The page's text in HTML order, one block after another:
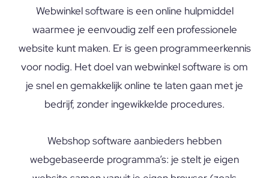
Webwinkel software is een online hulpmiddel
waarmee je eenvoudig zelf een professionele
website kunt maken. Er is geen programmeerkennis
voor nodig. Het doel van webwinkel software is om
je snel en gemakkelijk online te laten gaan met je
bedrijf, zonder ingewikkelde procedures.
Webshop software aanbieders hebben
webgebaseerde programma’s: je stelt je eigen